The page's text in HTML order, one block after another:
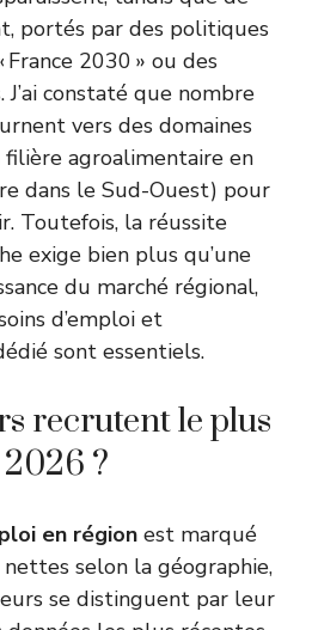
portés par des politiques
2030 » ou des
constaté que nombre
vers des domaines
filière agroalimentaire en
dans le Sud-Ouest) pour
Toutefois, la réussite
exige bien plus qu’une
du marché régional,
d’emploi et
sont essentiels.
recrutent le plus
?
en région est marqué
selon la géographie,
se distinguent par leur